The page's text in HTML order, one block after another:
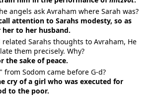
angels ask Avraham where Sarah was?
attention to Sarahs modesty, so as
her to her husband.
related Sarahs thoughts to Avraham, He
them precisely. Why?
the sake of peace.
from Sodom came before G-d?
cry of a girl who was executed for
to the poor.